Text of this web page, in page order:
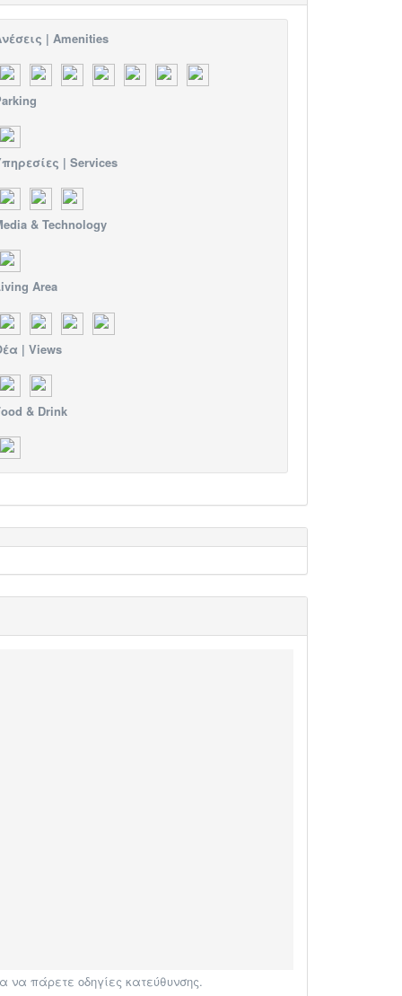
| Amenities
| Services
& Technology
Area
| Views
& Drink
να πάρετε οδηγίες κατεύθυνσης.